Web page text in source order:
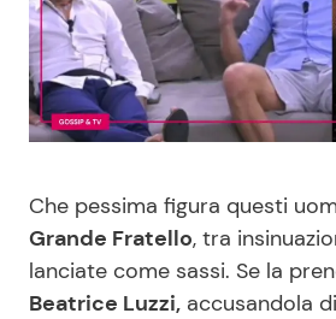
Moda e Style
Mondo Mamma
News benessere
Salute
Dolci
Le
Che pessima figura questi
Grande Fratello, tra
lanciate come sassi. Se la
Beatrice Luzzi, accusandola